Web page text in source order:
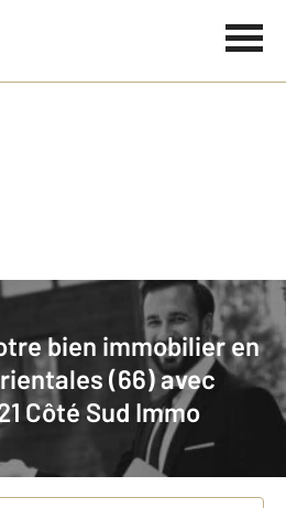
(66) avec
Côté Sud Immo
pour la
bien